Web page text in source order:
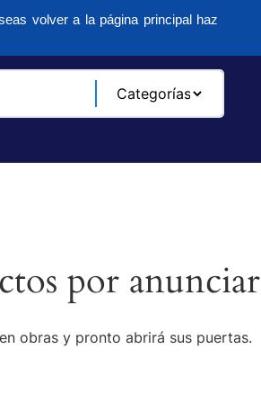
volver a la página principal haz
por anunciar
obras y pronto abrirá sus puertas.